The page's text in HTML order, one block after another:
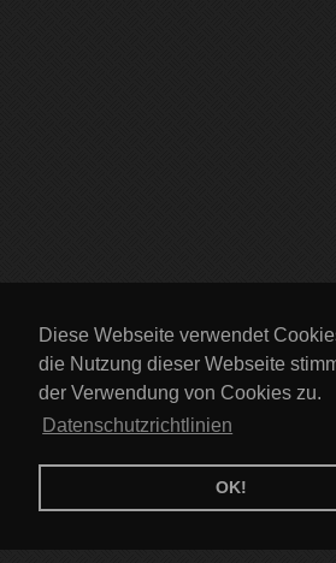
Diese Webseite verwendet
die Nutzung dieser Webseite
der Verwendung von Cookies zu.
Datenschutzrichtlinien
OK!